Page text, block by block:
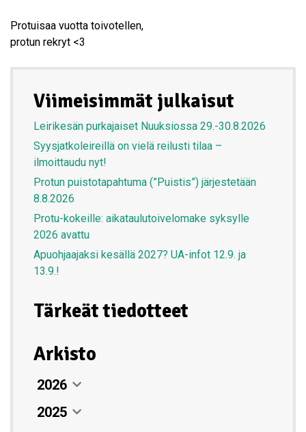
Protuisaa vuotta toivotellen,
protun rekryt <3
Viimeisimmät julkaisut
Leirikesän purkajaiset Nuuksiossa 29.-30.8.2026
Syysjatkoleireillä on vielä reilusti tilaa –
ilmoittaudu nyt!
Protun puistotapahtuma (”Puistis”) järjestetään
8.8.2026
Protu-kokeille: aikataulutoivelomake syksylle
2026 avattu
Apuohjaajaksi kesällä 2027? UA-infot 12.9. ja
13.9.!
Tärkeät tiedotteet
Arkisto
2026
Elokuu
2025